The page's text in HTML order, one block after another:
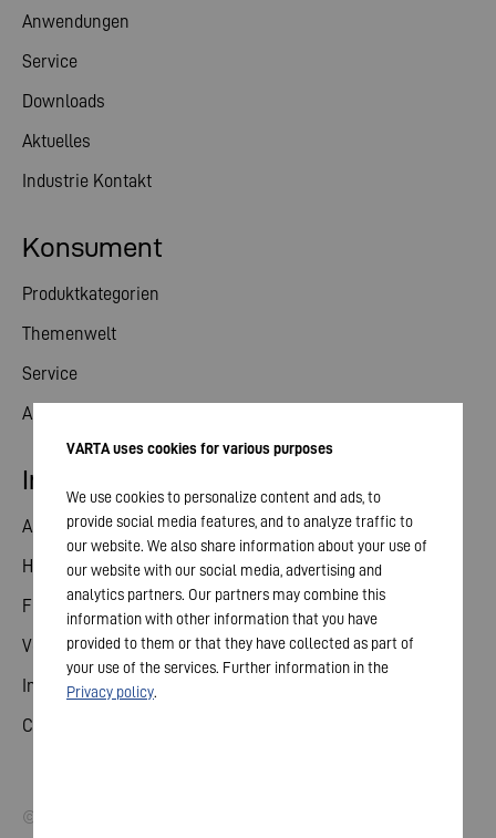
Konsument
Produktkategorien
Themenwelt
Service
Aktuelles
Anwendungen
Service
Downloads
Aktuelles
Industrie Kontakt
Investor Relations
Aktie
Hauptversammlung
Finanzkalender
Veröffentlichungen
Investorenkontakt
Corporate Governance
© 2026 VARTA AG. Alle Rechte vorbehalten.
VARTA uses cookies for various purposes
We use cookies to personalize content and ads, to
provide social media features, and to analyze traffic to
our website. We also share information about your use of
our website with our social media, advertising and
analytics partners. Our partners may combine this
information with other information that you have
provided to them or that they have collected as part of
your use of the services. Further information in the
Privacy policy.